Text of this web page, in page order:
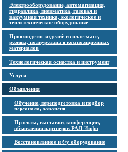
Электрооборудование, автоматизация,
гидравлика, пневматика, газовая и
вакуумная техника, экологическое и
теплотехническое оборудование
Производство изделий из пластмасс,
резины, полиуретана и композиционных
материалов
Технологическая оснастка и инструмент
Услуги
Объявления
Обучение, переподготовка и подбор
персонала, вакансии
Проекты, выставки, конференции,
объявления партнеров РАЛ-Инфо
Восстановленное и б/у оборудование